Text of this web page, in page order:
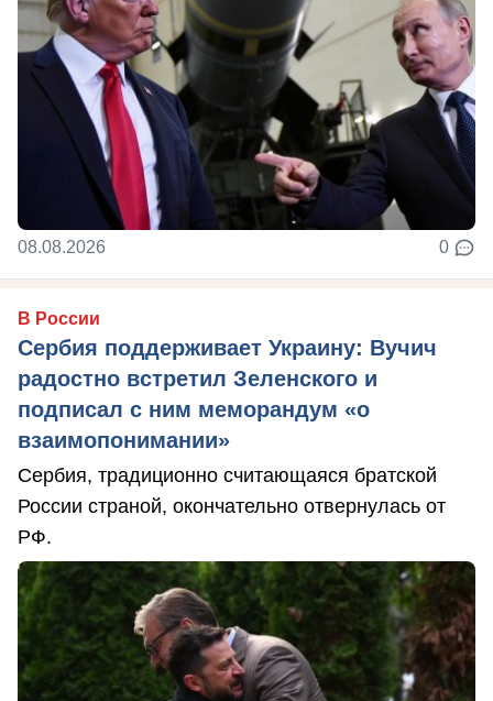
08.08.2026 0
В России
Сербия поддерживает Украину: Вучич
радостно встретил Зеленского и
подписал с ним меморандум «о
взаимопонимании»
Сербия, традиционно считающаяся братской
России страной, окончательно отвернулась от
РФ.